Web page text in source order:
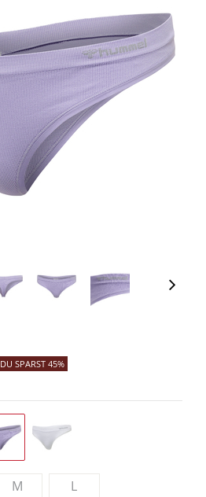
DU SPARST 45%
M L